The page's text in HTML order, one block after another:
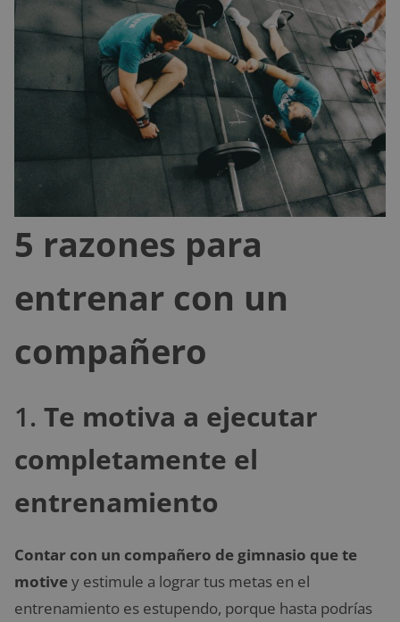
5 razones para
entrenar con un
compañero
1. Te motiva a ejecutar
completamente el
entrenamiento
Contar con un compañero de gimnasio que te
motivey estimule a lograr tus metas en el
entrenamiento es estupendo, porque hasta podrías